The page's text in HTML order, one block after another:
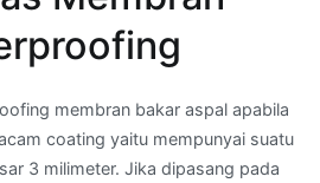
membran bakar aspal apabila
coating yaitu mempunyai suatu
3 milimeter. Jika dipasang pada